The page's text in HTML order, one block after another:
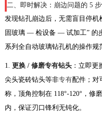
二、即时解决：崩边问题的 5
发现钻孔崩边后，无需盲目停
固玻璃 — 检设备 — 试加工” 的
系列全自动玻璃钻孔机的操作规
1. 更换 / 修磨专有钻头 ：立即
尖头瓷砖钻头等非专有配件；对
称，顶角控制在 118°-120°，修
内，保证刃口锋利无钝化。